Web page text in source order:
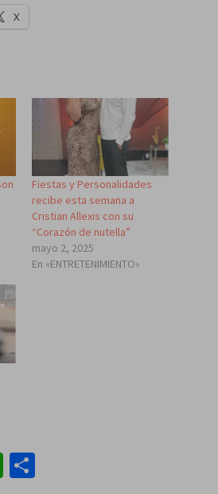
X
Fiestas y Personalidades
recibe esta semana a
Cristian Allexis con su
“Corazón de nutella”
mayo 2, 2025
En «ENTRETENIMIENTO»
WhatsApp
Compartir